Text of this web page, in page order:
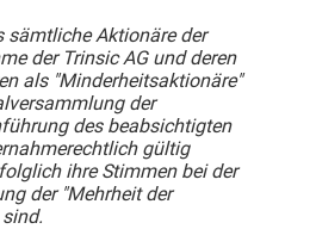
sämtliche Aktionäre der
der Trinsic AG und deren
als "Minderheitsaktionäre"
der
des beabsichtigten
gültig
ihre Stimmen bei der
der "Mehrheit der